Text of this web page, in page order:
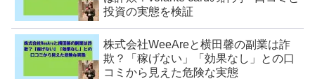
投資の実態を検証
株式会社WeeAreと横田馨の副業は詐
欺？「稼げない」「効果なし」との口
コミから見えた危険な実態